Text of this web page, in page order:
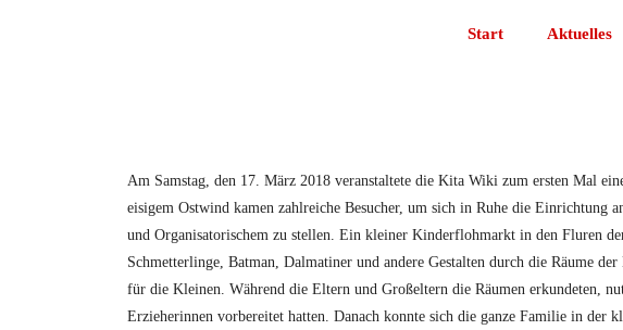
Start Aktuelles
Am Samstag, den 17. März 2018 veranstaltete die Kita Wiki zum ersten Mal
eisigem Ostwind kamen zahlreiche Besucher, um sich in Ruhe die Einrichtung
und Organisatorischem zu stellen. Ein kleiner Kinderflohmarkt in den Fluren
Schmetterlinge, Batman, Dalmatiner und andere Gestalten durch die Räume
für die Kleinen. Während die Eltern und Großeltern die Räumen erkundeten,
Erzieherinnen vorbereitet hatten. Danach konnte sich die ganze Familie in der